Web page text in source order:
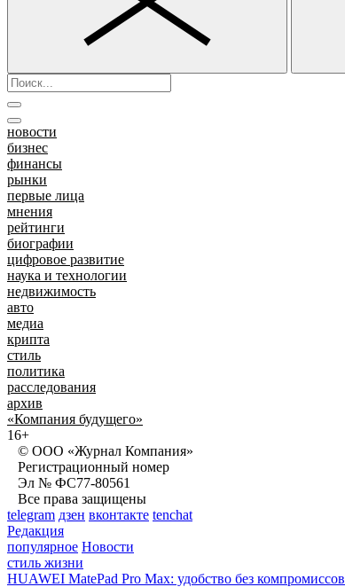
новости
бизнес
финансы
рынки
первые лица
мнения
рейтинги
биографии
цифровое развитие
наука и технологии
недвижимость
авто
медиа
крипта
стиль
политика
расследования
архив
«Компания будущего»
16+
© ООО «Журнал Компания»
Регистрационный номер
Эл № ФС77-80561
Все права защищены
telegram дзен вконтакте tenchat
Редакция
популярное Новости
стиль жизни
HUAWEI MatePad Pro Max: удобство без компромиссов